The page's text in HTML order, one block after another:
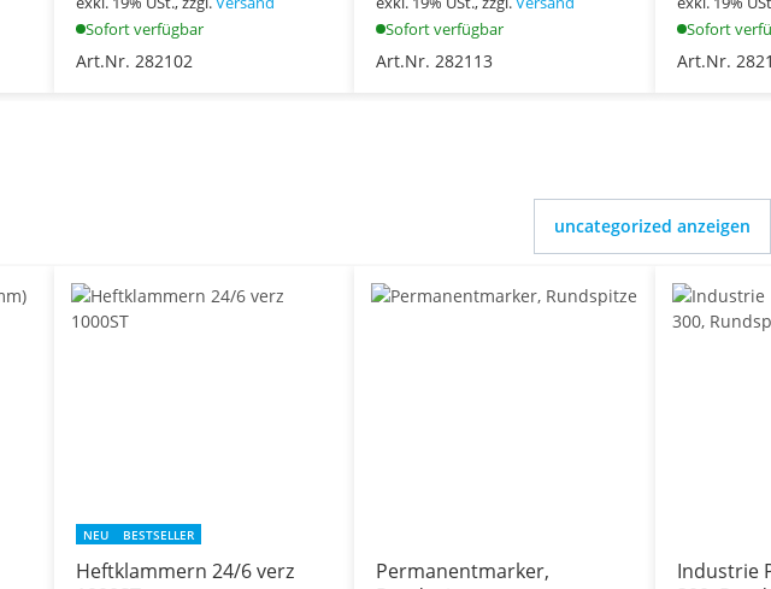
Sofort verfügbar
Art.Nr. 282102
Sofort verfügbar
Art.Nr. 282113
Sofort
Art.Nr.
uncategorized anzeigen
NEU BESTSELLER
Heftklammern 24/6 verz
Permanentmarker,
Industrie